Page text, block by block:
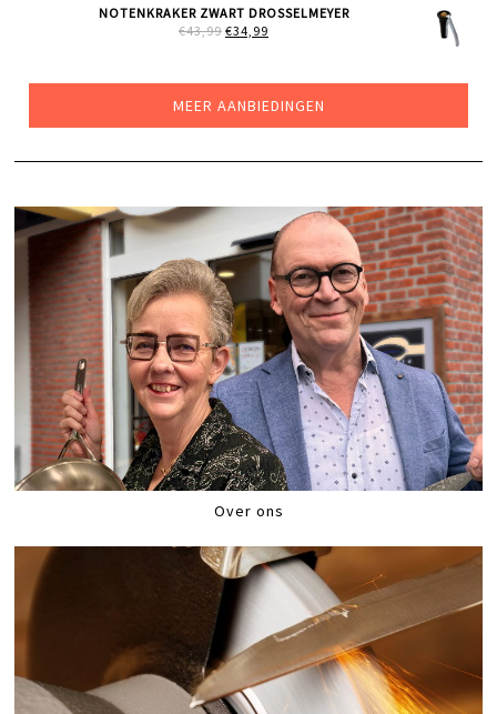
WAS:
€205,00.
IS:
NOTENKRAKER ZWART DROSSELMEYER
€43,99 OORSPRONKELIJKE
€34,99
MEER AANBIEDINGEN
Over ons